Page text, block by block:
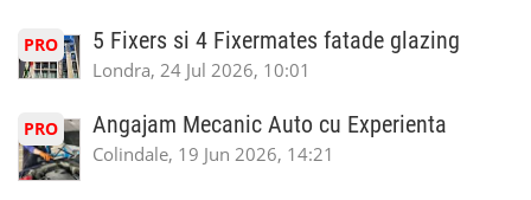
PRO 5 Fixers si 4 Fixermates fatade glazing
Londra, 24 Jul 2026, 10:01
PRO Angajam Mecanic Auto cu Experienta
Colindale, 19 Jun 2026, 14:21